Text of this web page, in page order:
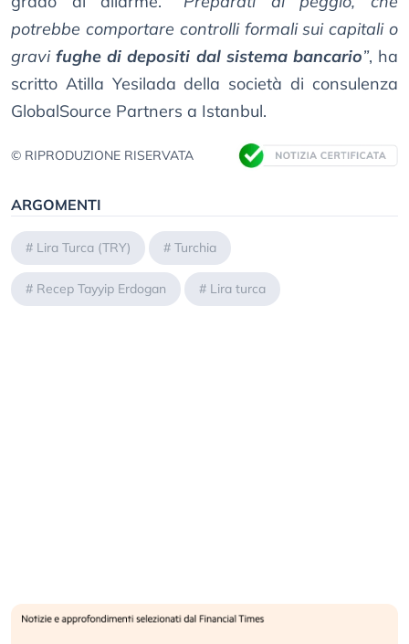
potrebbe comportare controlli formali sui capitali o
gravifughe di depositi dal sistema bancario”, ha
scritto Atilla Yesilada della società di consulenza
GlobalSource Partners a Istanbul.
© RIPRODUZIONE RISERVATA
ARGOMENTI
# Lira Turca (TRY) # Turchia
# Recep Tayyip Erdogan # Lira turca